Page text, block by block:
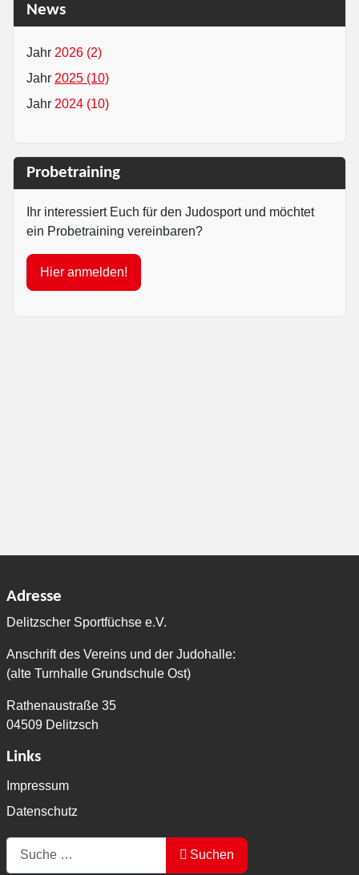
News
2026 (2)
2025 (10)
2024 (10)
Probetraining
Ihr interessiert Euch für den Judosport und möchtet
ein Probetraining vereinbaren?
Hier anmelden!
Adresse
Delitzscher Sportfüchse e.V.
Anschrift des Vereins und der Judohalle:
(alte Turnhalle Grundschule Ost)
Rathenaustraße 35
04509 Delitzsch
Links
Impressum
Datenschutz
Suchen